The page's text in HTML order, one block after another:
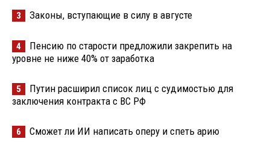
3 Законы, вступающие в силу в августе
4
Пенсию по старости предложили закрепить на
уровне не ниже 40% от заработка
5
Путин расширил список лиц с судимостью для
заключения контракта с ВС РФ
6 Сможет ли ИИ написать оперу и спеть арию